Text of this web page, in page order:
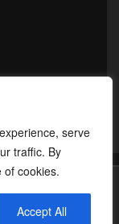
serve
traffic. By
of cookies.
Accept All
Reservados.